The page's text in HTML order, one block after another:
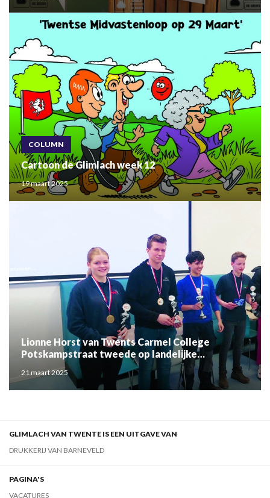
COLUMN
Cartoon de Glimlach week 12
19 maart 2025
Lionne Horst van Twents Carmel College
Potskampstraat tweede op landelijke
laswedstrijd
21 maart 2025
GLIMLACH VAN TWENTE IS EEN UITGAVE VAN
DRUKKERIJ VAN BARNEVELD
PAGINA'S
VACATURES